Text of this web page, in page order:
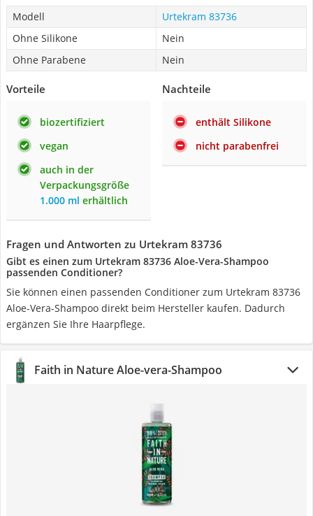
Modell
Urtekram 83736
Ohne Silikone
Nein
Ohne Parabene
Nein
Vorteile
biozertifiziert
vegan
auch in der
Verpackungsgröße
1.000 ml erhältlich
Nachteile
enthält Silikone
nicht parabenfrei
Fragen und Antworten zu Urtekram 83736
Gibt es einen zum Urtekram 83736 Aloe-Vera-Shampoo
passenden Conditioner?
Sie können einen passenden Conditioner zum Urtekram 83736
Aloe-Vera-Shampoo direkt beim Hersteller kaufen. Dadurch
ergänzen Sie Ihre Haarpflege.
Faith in Nature Aloe-vera-Shampoo